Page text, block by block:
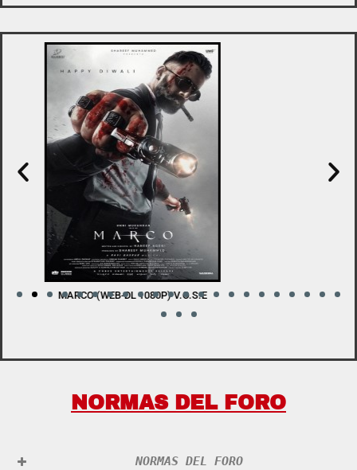
LADY WITH A SWORD (BDRIP 1080P) V.O.S.E
NORMAS DEL FORO
NORMAS DEL FORO